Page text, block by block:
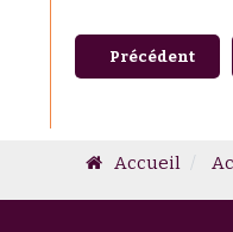
Article
Précédent
Accueil